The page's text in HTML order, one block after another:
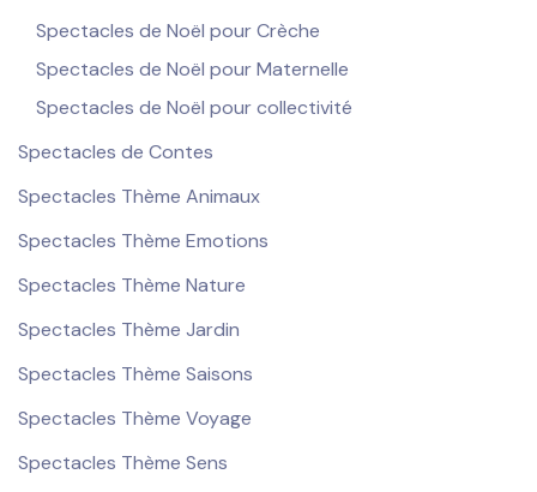
Spectacles de Noël pour Crèche
Spectacles de Noël pour Maternelle
Spectacles de Noël pour collectivité
Spectacles de Contes
Spectacles Thème Animaux
Spectacles Thème Emotions
Spectacles Thème Nature
Spectacles Thème Jardin
Spectacles Thème Saisons
Spectacles Thème Voyage
Spectacles Thème Sens